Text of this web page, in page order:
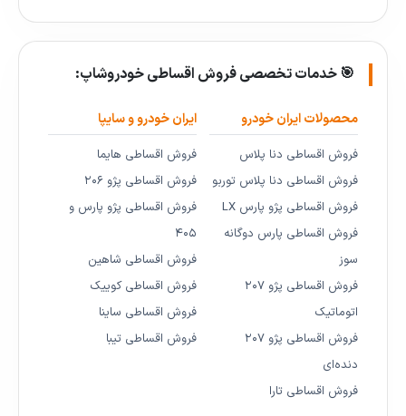
🎯 خدمات تخصصی فروش اقساطی خودروشاپ:
محصولات ایران خودرو
فروش اقساطی دنا پلاس
فروش اقساطی دنا پلاس توربو
فروش اقساطی پژو پارس LX
فروش اقساطی پارس دوگانه
سوز
فروش اقساطی پژو ۲۰۷
اتوماتیک
فروش اقساطی پژو ۲۰۷
دنده‌ای
فروش اقساطی تارا
ایران خودرو و سایپا
فروش اقساطی هایما
فروش اقساطی پژو ۲۰۶
فروش اقساطی پژو پارس و
۴۰۵
فروش اقساطی شاهین
فروش اقساطی کوییک
فروش اقساطی ساینا
فروش اقساطی تیبا